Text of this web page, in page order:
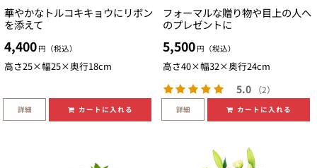
華やかなトルコキキョウにリボン
を添えて
4,400 円（税込）
高さ25×幅25×奥行18cm
詳細 カートに入れる
フォーマルな贈り物や目上の人へ
のプレゼントに
5,500 円（税込）
高さ40×幅32×奥行24cm
5.0 （2）
詳細 カートに入れる